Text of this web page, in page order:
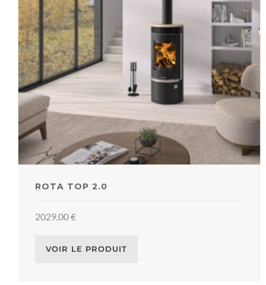
ROTA TOP 2.0
2029,00€
VOIR LE PRODUIT